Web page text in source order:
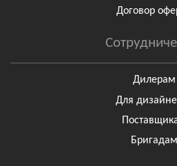
Договор
Дилерам
Для
Бригадам